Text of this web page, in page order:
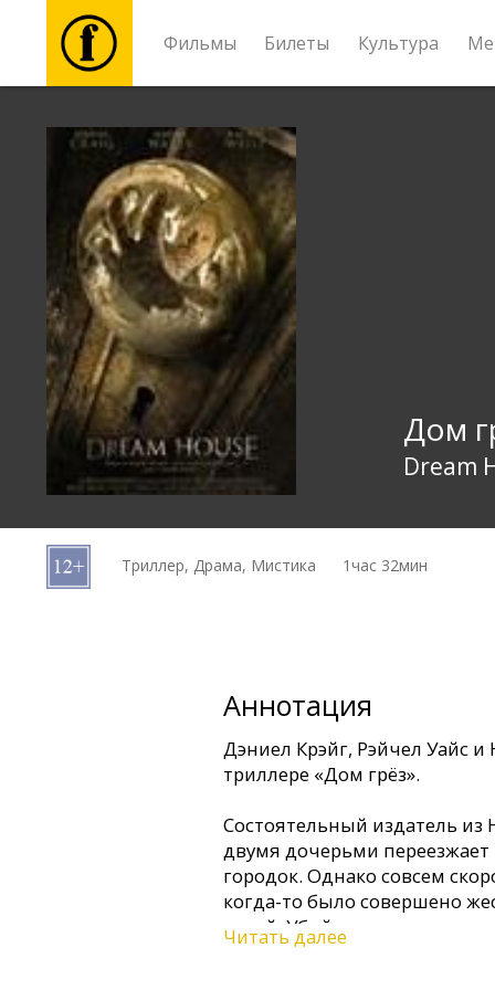
Фильмы Билеты Культура
Билеты
Культура
Мероприятия
Новости
Подарки
B2B
Дом
Dream
Триллер, Драма, Мистика 1час 32мин
Аннотация
Дэниел Крэйг, Рэйчел Уайс
триллере «Дом грёз».
Состоятельный издатель
двумя дочерьми
городок. Однако совсем
когда-то было совершено
детей. Убийца – ее муж,
свободе...
Читать далее